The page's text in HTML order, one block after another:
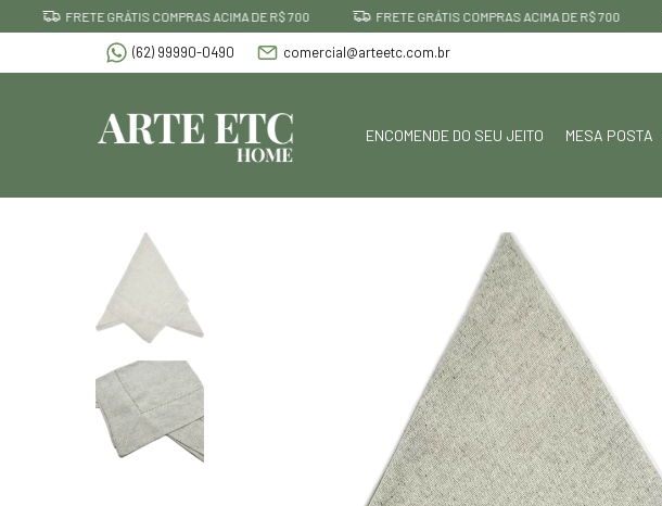
FRETE GRÁTIS COMPRAS ACIMA DE R$ 700 FRETE GRÁTIS COMPRAS ACIMA DE R$ 700
(62) 99990-0490 comercial@arteetc.com.br
ENCOMENDE DO SEU JEITO MESA POSTA